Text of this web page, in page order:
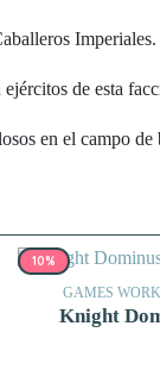
Imperiales.
de esta
en el campo
10%
GAMES
Knight